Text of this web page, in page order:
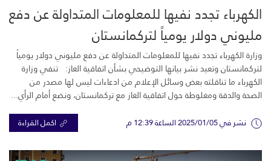
الكهرباء تجدد نفيها للمعلومات المتداولة عن دفع
مليوني دولار يومياً لتركمانستان
وزارة الكهرباء تجدد نفيها للمعلومات المتداولة عن دفع مليوني دولار يومياً
لتركمانستان وتعيد نشر بيانها التوضيحي بشأن اتفاقية الغاز: تنفي وزارة
الكهرباء ما تناقلته بعض وسائل الإعلام من ادعاءات ليس لها مصدر من
الصحة والدقة ومغلوطة حول اتفاقية الغاز مع تركمانستان، ونضع أمام الرأي...
نشر في 2025/01/05 الساعة 12:39 م اكمل القراءة